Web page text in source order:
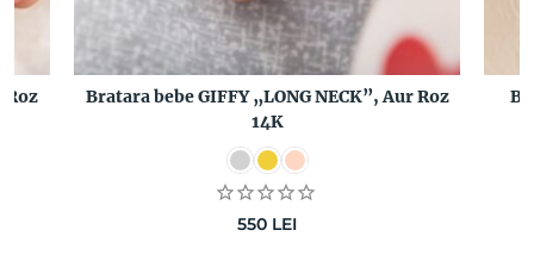
Roz
Bratara bebe GIFFY „LONG NECK”, Aur Roz
14K
550 LEI